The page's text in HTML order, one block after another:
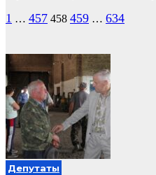
Пагинация
1 … 457 458 459 … 634
Депутаты